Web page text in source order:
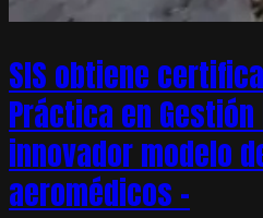
SIS obtiene
Práctica en
innovador modelo
aeromédicos –